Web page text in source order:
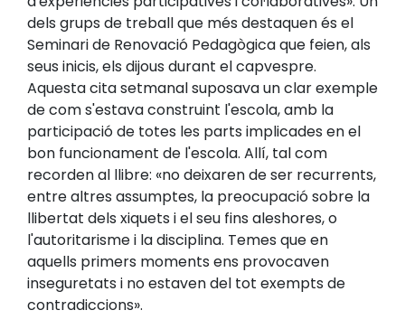
dels grups de treball que més destaquen és el
Seminari de Renovació Pedagògica que feien, als
seus inicis, els dijous durant el capvespre.
Aquesta cita setmanal suposava un clar exemple
de com s'estava construint l'escola, amb la
participació de totes les parts implicades en el
bon funcionament de l'escola. Allí, tal com
recorden al llibre: «no deixaren de ser recurrents,
entre altres assumptes, la preocupació sobre la
llibertat dels xiquets i el seu fins aleshores, o
l'autoritarisme i la disciplina. Temes que en
aquells primers moments ens provocaven
inseguretats i no estaven del tot exempts de
contradiccions».